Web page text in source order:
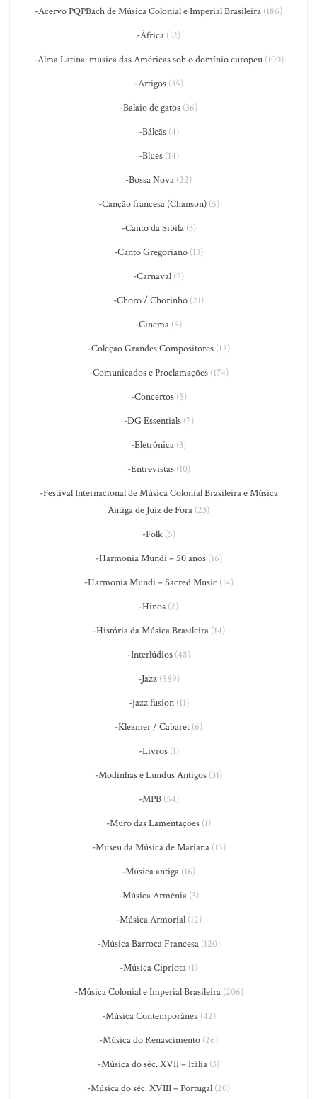
-Acervo PQPBach de Música Colonial e Imperial Brasileira (186)
-África (12)
-Alma Latina: música das Américas sob o domínio europeu(100)
-Artigos(35)
-Balaio de gatos (36)
-Bálcãs(4)
-Blues(14)
-Bossa Nova (22)
-Canção francesa (Chanson)(5)
-Canto da Sibila(3)
-Canto Gregoriano (13)
-Carnaval (7)
-Choro / Chorinho (21)
-Cinema (5)
-Coleção Grandes Compositores(12)
-Comunicados e Proclamações(174)
-Concertos(5)
-DG Essentials(7)
-Eletrônica (3)
-Entrevistas(10)
-Festival Internacional de Música Colonial Brasileira e Música
Antiga de Juiz de Fora (23)
-Folk(5)
-Harmonia Mundi – 50 anos(16)
-Harmonia Mundi – Sacred Music (14)
-Hinos (2)
-História da Música Brasileira(14)
-Interlúdios(48)
-Jazz(589)
-jazz fusion(11)
-Klezmer / Cabaret (6)
-Livros(1)
-Modinhas e Lundus Antigos (31)
-MPB(54)
-Muro das Lamentações (1)
-Museu da Música de Mariana(15)
-Música antiga (16)
-Música Armênia(3)
-Música Armorial(12)
-Música Barroca Francesa(120)
-Música Cipriota (1)
-Música Colonial e Imperial Brasileira(206)
-Música Contemporânea(42)
-Música do Renascimento (26)
-Música do séc. XVII – Itália (3)
-Música do séc. XVIII – Portugal (20)